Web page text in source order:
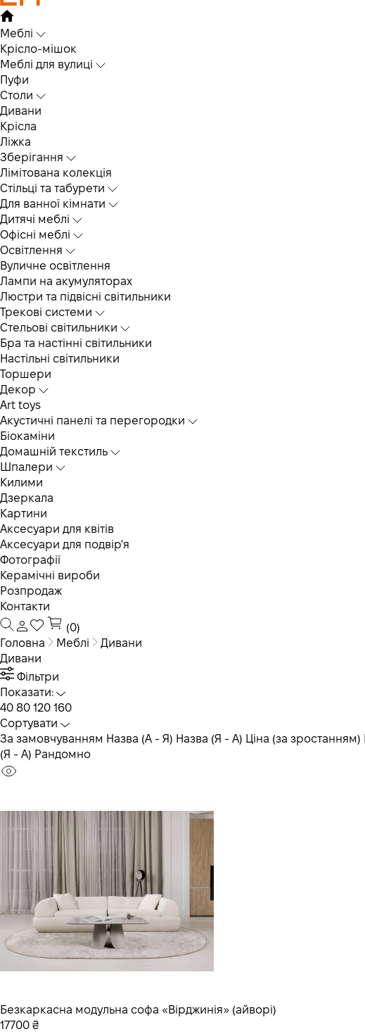
Меблі
Крісло-мішок
Меблі для вулиці
Пуфи
Столи
Дивани
Крісла
Ліжка
Зберігання
Лімітована колекція
Стільці та табурети
Для ванної кімнати
Дитячі меблі
Офісні меблі
Освітлення
Вуличне освітлення
Лампи на акумуляторах
Люстри та підвісні світильники
Трекові системи
Cтельові світильники
Бра та настінні світильники
Настільні світильники
Торшери
Декор
Art toys
Акустичні панелі та перегородки
Біокаміни
Домашній текстиль
Шпалери
Килими
Дзеркала
Картини
Аксесуари для квітів
Аксесуари для подвір'я
Фотографії
Керамічні вироби
Розпродаж
Контакти
(0)
Головна
Меблі
Дивани
Дивани
Фільтри
Показати:
40 80 120 160
Сортувати
За замовчуванням Назва (А - Я) Назва (Я - А) Ціна (за зростанням)
(Я - А) Рандомно
Безкаркасна модульна софа «Вірджинія» (айворі)
17700 ₴